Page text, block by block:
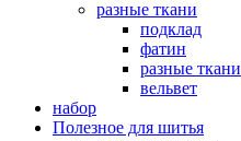
разные ткани
подклад
фатин
разные ткани
вельвет
набор
Полезное для шитья